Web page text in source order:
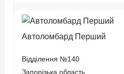
Автоломбард Перший
Відділення №140
Запорізька область